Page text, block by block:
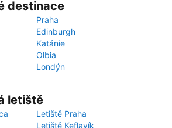
destinace
Praha
Edinburgh
Katánie
Olbia
Londýn
letiště
Letiště Praha
Letiště Keflavík